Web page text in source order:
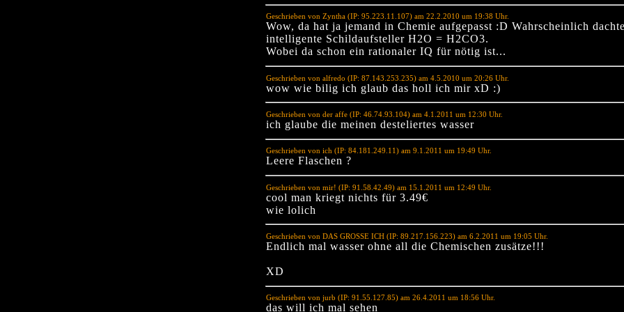
Geschrieben von Zyntha (IP: 95.223.11.107) am 22.2.2010 um 19:38 Uhr.
Wow, da hat ja jemand in Chemie aufgepasst :D Wahrscheinlich
intelligente Schildaufsteller H2O = H2CO3.
Wobei da schon ein rationaler IQ für nötig ist...
Geschrieben von alfredo (IP: 87.143.253.235) am 4.5.2010 um 20:26 Uhr.
wow wie bilig ich glaub das holl ich mir xD :)
Geschrieben von der affe (IP: 46.74.93.104) am 4.1.2011 um 12:30 Uhr.
ich glaube die meinen desteliertes wasser
Geschrieben von ich (IP: 84.181.249.11) am 9.1.2011 um 19:49 Uhr.
Leere Flaschen ?
Geschrieben von mir! (IP: 91.58.42.49) am 15.1.2011 um 12:49 Uhr.
cool man kriegt nichts für 3.49€
wie lolich
Geschrieben von DAS GROSSE ICH (IP: 89.217.156.223) am 6.2.2011 um 19:05 Uhr.
Endlich mal wasser ohne all die Chemischen zusätze!!!
XD
Geschrieben von jurb (IP: 91.55.127.85) am 26.4.2011 um 18:56 Uhr.
das will ich mal sehen